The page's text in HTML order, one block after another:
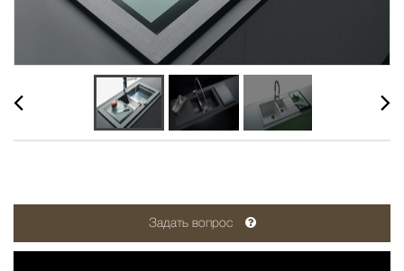
Задать вопрос